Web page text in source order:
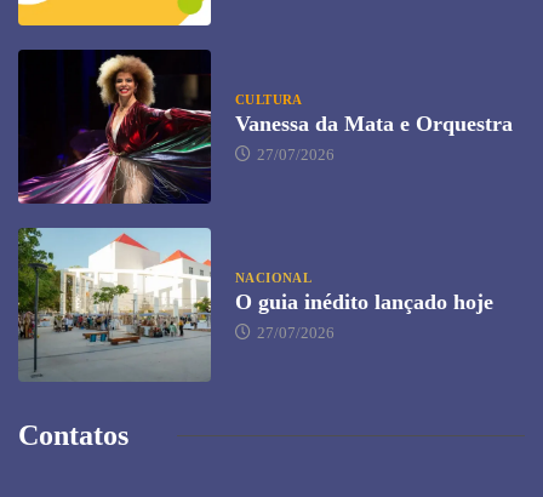
CULTURA
Vanessa da Mata e Orquestra
27/07/2026
NACIONAL
O guia inédito lançado hoje
27/07/2026
Contatos